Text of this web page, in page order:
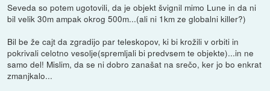
Seveda so potem ugotovili, da je objekt švignil mimo Lune in da ni
bil velik 30m ampak okrog 500m...(ali ni 1km ze globalni killer?)
Bil be že cajt da zgradijo par teleskopov, ki bi krožili v orbiti in
pokrivali celotno vesolje(spremljali bi predvsem te objekte)...in ne
samo del! Mislim, da se ni dobro zanašat na srečo, ker jo bo enkrat
zmanjkalo...